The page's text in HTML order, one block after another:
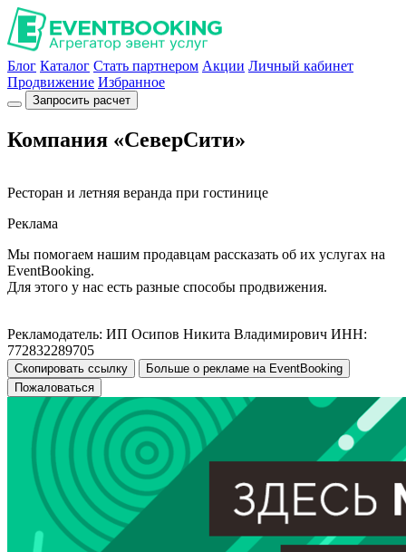
Блог Каталог Стать партнером Акции Личный кабинет
Продвижение Избранное
Запросить расчет
Компания «СеверСити»
Ресторан и летняя веранда при гостинице
Реклама
Мы помогаем нашим продавцам рассказать об их услугах на
EventBooking.
Для этого у нас есть разные способы продвижения.
Рекламодатель: ИП Осипов Никита Владимирович ИНН:
772832289705
Скопировать ссылку
Больше о рекламе на EventBooking
Пожаловаться